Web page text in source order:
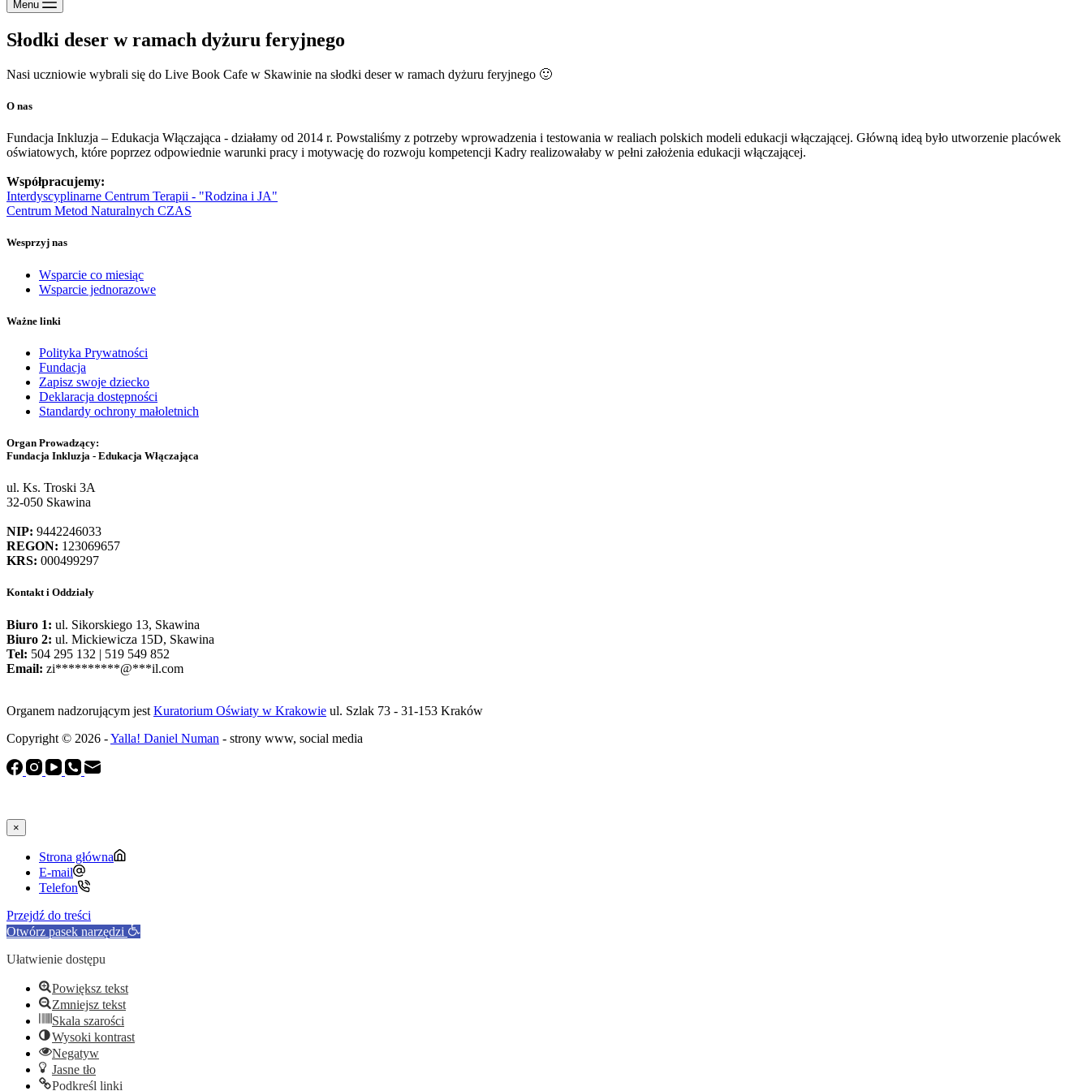
Menu
Słodki deser w ramach dyżuru feryjnego
Nasi uczniowie wybrali się do Live Book Cafe w Skawinie na słodki deser w ramach dyżuru feryjnego 🙂
O nas
Fundacja Inkluzja – Edukacja Włączająca - działamy od 2014 r. Powstaliśmy z potrzeby wprowadzenia i testowania w realiach polskich modeli edukacji włączającej. Główną ideą było utworzenie placówek
oświatowych, które poprzez odpowiednie warunki pracy i motywację do rozwoju kompetencji Kadry realizowałaby w pełni założenia edukacji włączającej.
Współpracujemy:
Interdyscyplinarne Centrum Terapii - "Rodzina i JA"
Centrum Metod Naturalnych CZAS
Wesprzyj nas
Wsparcie co miesiąc
Wsparcie jednorazowe
Ważne linki
Polityka Prywatności
Fundacja
Zapisz swoje dziecko
Deklaracja dostępności
Standardy ochrony małoletnich
Organ Prowadzący:
Fundacja Inkluzja - Edukacja Włączająca
ul. Ks. Troski 3A
32-050 Skawina
NIP: 9442246033
REGON: 123069657
KRS: 000499297
Kontakt i Oddziały
Biuro 1: ul. Sikorskiego 13, Skawina
Biuro 2: ul. Mickiewicza 15D, Skawina
Tel: 504 295 132 | 519 549 852
Email: zi**********@***il.com
Organem nadzorującym jest Kuratorium Oświaty w Krakowie ul. Szlak 73 - 31-153 Kraków
Copyright © 2026 -Yalla! Daniel Numan - strony www, social media
×
Strona główna
E-mail
Telefon
Przejdź do treści
Otwórz pasek narzędzi
Ułatwienie dostępu
Powiększ tekst
Zmniejsz tekst
Skala szarości
Wysoki kontrast
Negatyw
Jasne tło
Podkreśl linki